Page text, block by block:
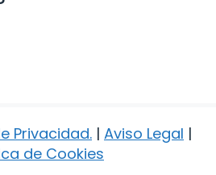
Privacidad. | Aviso Legal |
de Cookies